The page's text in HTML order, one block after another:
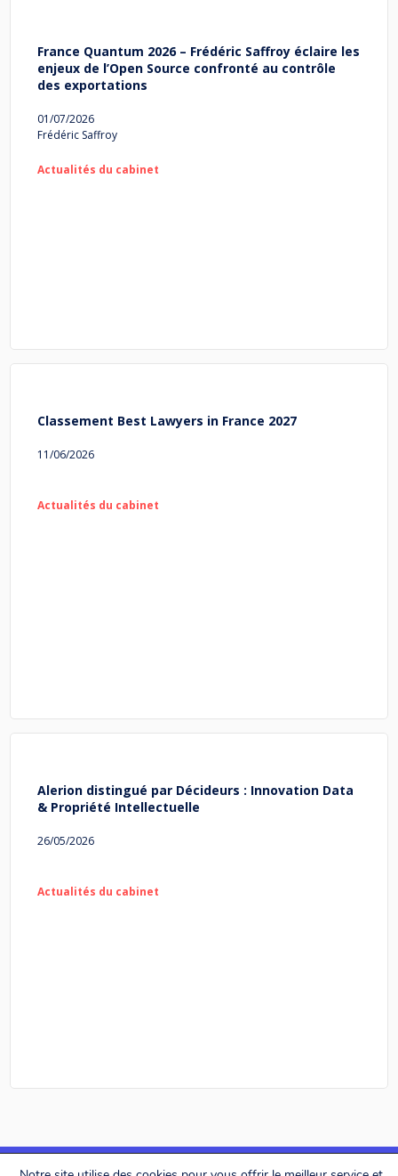
France Quantum 2026 – Frédéric Saffroy éclaire les
enjeux de l’Open Source confronté au contrôle
des exportations
01/07/2026
Frédéric Saffroy
Actualités du cabinet
Classement Best Lawyers in France 2027
11/06/2026
Actualités du cabinet
Alerion distingué par Décideurs : Innovation Data
& Propriété Intellectuelle
26/05/2026
Actualités du cabinet